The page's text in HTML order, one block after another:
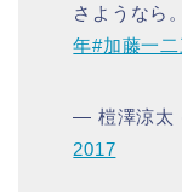
さようなら。
年#加藤一二
— 榿澤涼太
2017